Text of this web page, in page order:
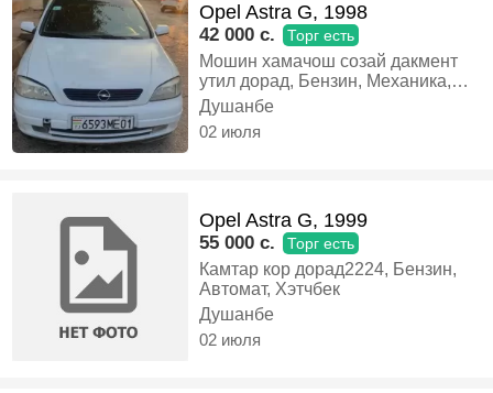
Opel Astra G, 1998
42 000 c. Торг есть
Мошин хамачош созай дакмент
утил дорад, Бензин, Механика,
Хэтчбек
Душанбе
02 июля
Opel Astra G, 1999
55 000 c. Торг есть
Камтар кор дорад2224, Бензин,
Автомат, Хэтчбек
Душанбе
02 июля